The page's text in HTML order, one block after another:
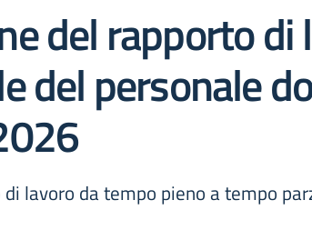
del rapporto
del personale
lavoro da tempo pieno a tempo